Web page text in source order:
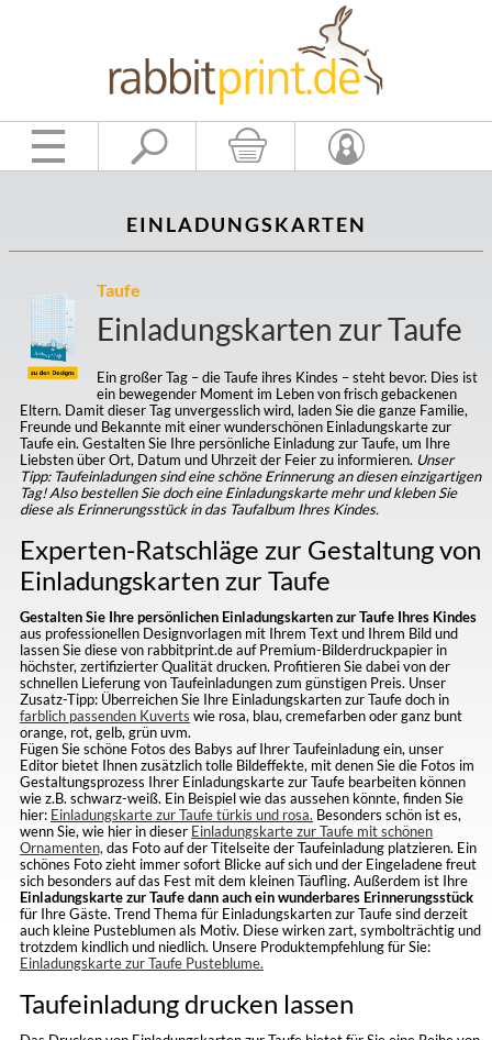
EINLADUNGSKARTEN
Taufe
Einladungskarten zur Taufe
Ein großer Tag – die Taufe ihres Kindes – steht bevor. Dies ist
ein bewegender Moment im Leben von frisch gebackenen
Eltern. Damit dieser Tag unvergesslich wird, laden Sie die ganze Familie,
Freunde und Bekannte mit einer wunderschönen Einladungskarte zur
Taufe ein. Gestalten Sie Ihre persönliche Einladung zur Taufe, um Ihre
Liebsten über Ort, Datum und Uhrzeit der Feier zu informieren. Unser
Tipp: Taufeinladungen sind eine schöne Erinnerung an diesen einzigartigen
Tag! Also bestellen Sie doch eine Einladungskarte mehr und kleben Sie
diese als Erinnerungsstück in das Taufalbum Ihres Kindes.
Experten-Ratschläge zur Gestaltung von
Einladungskarten zur Taufe
Gestalten Sie Ihre persönlichen Einladungskarten zur Taufe Ihres Kindes
aus professionellen Designvorlagen mit Ihrem Text und Ihrem Bild und
lassen Sie diese von rabbitprint.de auf Premium-Bilderdruckpapier in
höchster, zertifizierter Qualität drucken. Profitieren Sie dabei von der
schnellen Lieferung von Taufeinladungen zum günstigen Preis. Unser
Zusatz-Tipp: Überreichen Sie Ihre Einladungskarten zur Taufe doch in
farblich passenden Kuverts wie rosa, blau, cremefarben oder ganz bunt
orange, rot, gelb, grün uvm.
Fügen Sie schöne Fotos des Babys auf Ihrer Taufeinladung ein, unser
Editor bietet Ihnen zusätzlich tolle Bildeffekte, mit denen Sie die Fotos im
Gestaltungsprozess Ihrer Einladungskarte zur Taufe bearbeiten können
wie z.B. schwarz-weiß. Ein Beispiel wie das aussehen könnte, finden Sie
hier: Einladungskarte zur Taufe türkis und rosa. Besonders schön ist es,
wenn Sie, wie hier in dieser Einladungskarte zur Taufe mit schönen
Ornamenten, das Foto auf der Titelseite der Taufeinladung platzieren. Ein
schönes Foto zieht immer sofort Blicke auf sich und der Eingeladene freut
sich besonders auf das Fest mit dem kleinen Täufling. Außerdem ist Ihre
Einladungskarte zur Taufe dann auch ein wunderbares Erinnerungsstück
für Ihre Gäste. Trend Thema für Einladungskarten zur Taufe sind derzeit
auch kleine Pusteblumen als Motiv. Diese wirken zart, symbolträchtig und
trotzdem kindlich und niedlich. Unsere Produktempfehlung für Sie:
Einladungskarte zur Taufe Pusteblume.
Taufeinladung drucken lassen